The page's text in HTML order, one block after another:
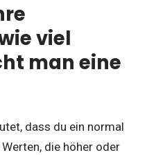
viel
man eine
dass du ein normal
die höher oder